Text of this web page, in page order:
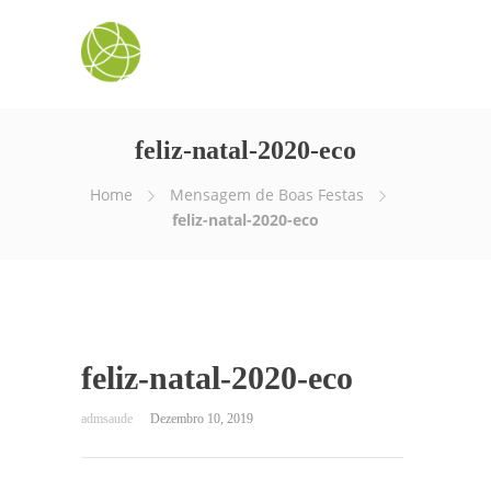
feliz-natal-2020-eco
Home
Mensagem de Boas Festas
feliz-natal-2020-eco
feliz-natal-2020-eco
Dezembro 10, 2019